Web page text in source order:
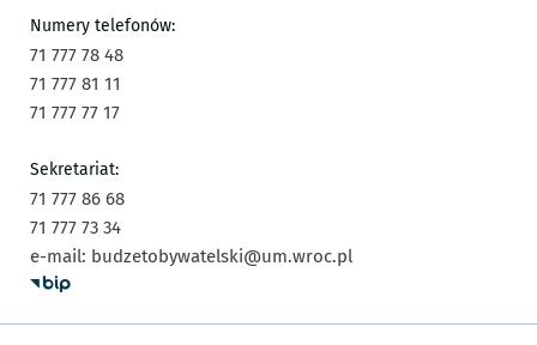
Numery telefonów:
71 777 78 48
71 777 81 11
71 777 77 17
Sekretariat:
71 777 86 68
71 777 73 34
e-mail: budzetobywatelski@um.wroc.pl